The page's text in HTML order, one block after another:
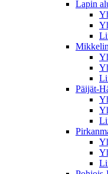
Lapin
Päijät-